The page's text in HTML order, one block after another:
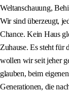
Weltanschauung,
Wir sind überzeugt,
Chance. Kein Haus
Zuhause. Es steht für
wollen wir seit jeher
glauben, beim
Generationen, die